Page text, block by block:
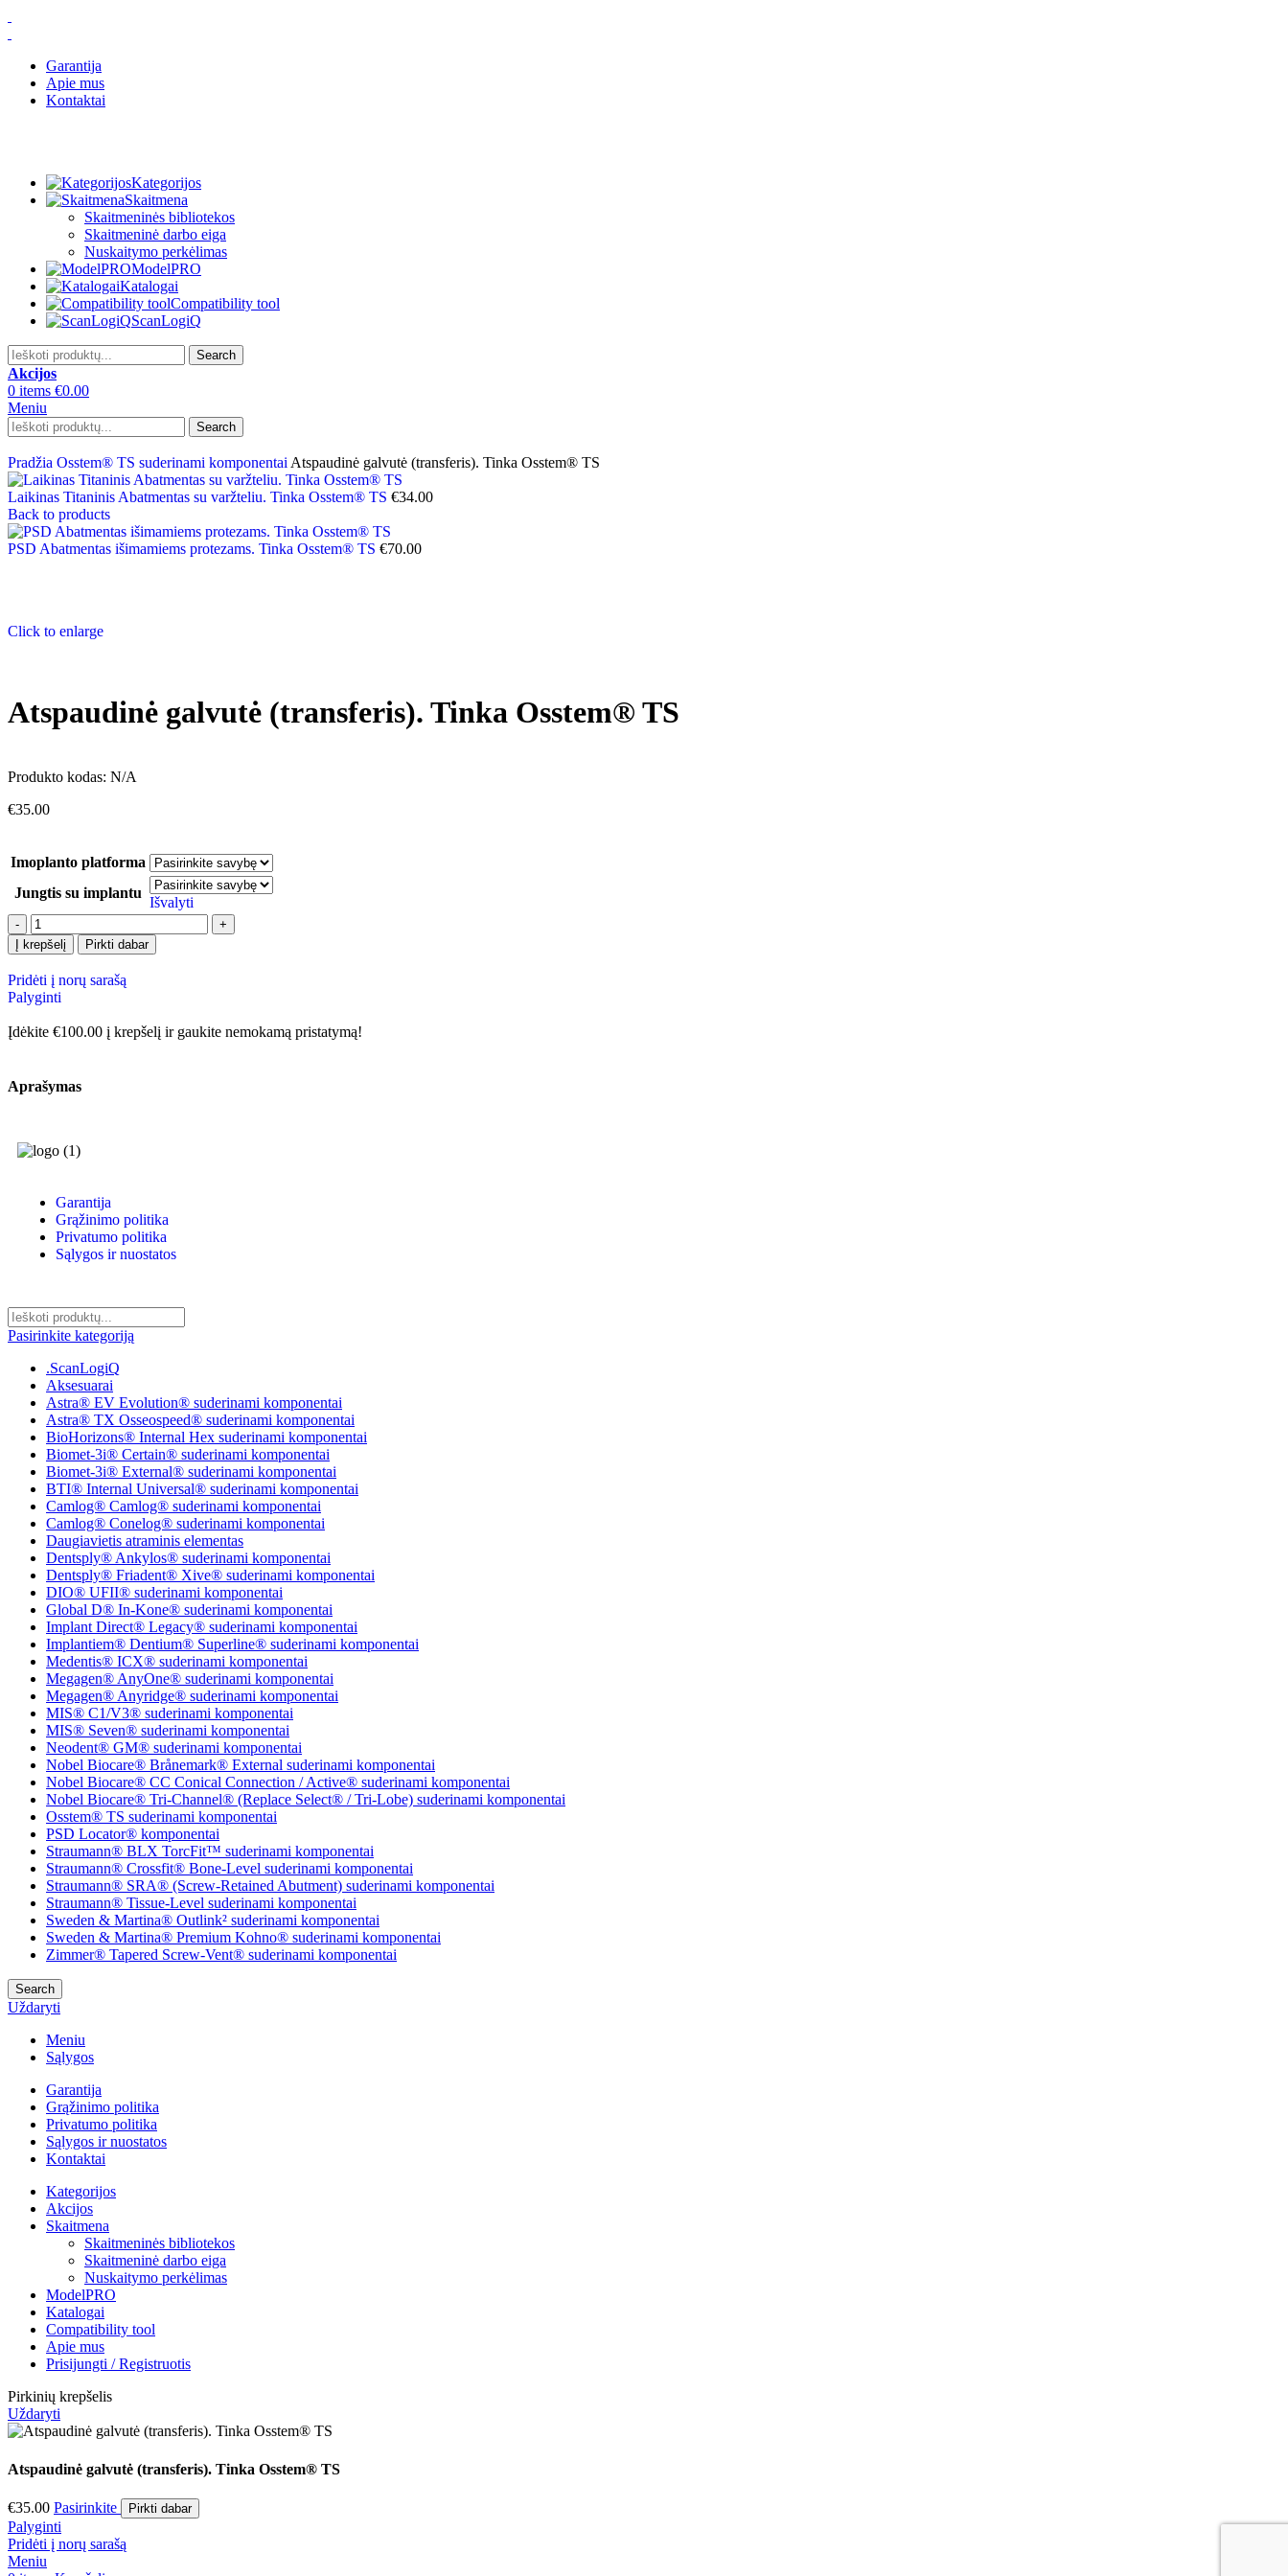
Garantija
Apie mus
Kontaktai
Kategorijos
Skaitmena
Skaitmeninės bibliotekos
Skaitmeninė darbo eiga
Nuskaitymo perkėlimas
ModelPRO
Katalogai
Compatibility tool
ScanLogiQ
Search
Akcijos
0 items €0.00
Meniu
Search
Pradžia Osstem® TS suderinami komponentai Atspaudinė galvutė (transferis). Tinka Osstem® TS
Laikinas Titaninis Abatmentas su varžteliu. Tinka Osstem® TS €34.00
Back to products
PSD Abatmentas išimamiems protezams. Tinka Osstem® TS €70.00
Click to enlarge
Atspaudinė galvutė (transferis). Tinka Osstem® TS
Produkto kodas: N/A
€35.00
Imoplanto platforma
Jungtis su implantu
Išvalyti
Į krepšelį Pirkti dabar
Pridėti į norų sarašą
Palyginti
Įdėkite €100.00 į krepšelį ir gaukite nemokamą pristatymą!
Aprašymas
Garantija
Grąžinimo politika
Privatumo politika
Sąlygos ir nuostatos
Pasirinkite kategoriją
.ScanLogiQ
Aksesuarai
Astra® EV Evolution® suderinami komponentai
Astra® TX Osseospeed® suderinami komponentai
BioHorizons® Internal Hex suderinami komponentai
Biomet-3i® Certain® suderinami komponentai
Biomet-3i® External® suderinami komponentai
BTI® Internal Universal® suderinami komponentai
Camlog® Camlog® suderinami komponentai
Camlog® Conelog® suderinami komponentai
Daugiavietis atraminis elementas
Dentsply® Ankylos® suderinami komponentai
Dentsply® Friadent® Xive® suderinami komponentai
DIO® UFII® suderinami komponentai
Global D® In-Kone® suderinami komponentai
Implant Direct® Legacy® suderinami komponentai
Implantiem® Dentium® Superline® suderinami komponentai
Medentis® ICX® suderinami komponentai
Megagen® AnyOne® suderinami komponentai
Megagen® Anyridge® suderinami komponentai
MIS® C1/V3® suderinami komponentai
MIS® Seven® suderinami komponentai
Neodent® GM® suderinami komponentai
Nobel Biocare® Brånemark® External suderinami komponentai
Nobel Biocare® CC Conical Connection / Active® suderinami komponentai
Nobel Biocare® Tri-Channel® (Replace Select® / Tri-Lobe) suderinami komponentai
Osstem® TS suderinami komponentai
PSD Locator® komponentai
Straumann® BLX TorcFit™ suderinami komponentai
Straumann® Crossfit® Bone-Level suderinami komponentai
Straumann® SRA® (Screw-Retained Abutment) suderinami komponentai
Straumann® Tissue-Level suderinami komponentai
Sweden & Martina® Outlink² suderinami komponentai
Sweden & Martina® Premium Kohno® suderinami komponentai
Zimmer® Tapered Screw-Vent® suderinami komponentai
Search
Uždaryti
Meniu
Sąlygos
Garantija
Grąžinimo politika
Privatumo politika
Sąlygos ir nuostatos
Kontaktai
Kategorijos
Akcijos
Skaitmena
Skaitmeninės bibliotekos
Skaitmeninė darbo eiga
Nuskaitymo perkėlimas
ModelPRO
Katalogai
Compatibility tool
Apie mus
Prisijungti / Registruotis
Pirkinių krepšelis
Uždaryti
Atspaudinė galvutė (transferis). Tinka Osstem® TS
€35.00 Pasirinkite Pirkti dabar
Palyginti
Pridėti į norų sarašą
Meniu